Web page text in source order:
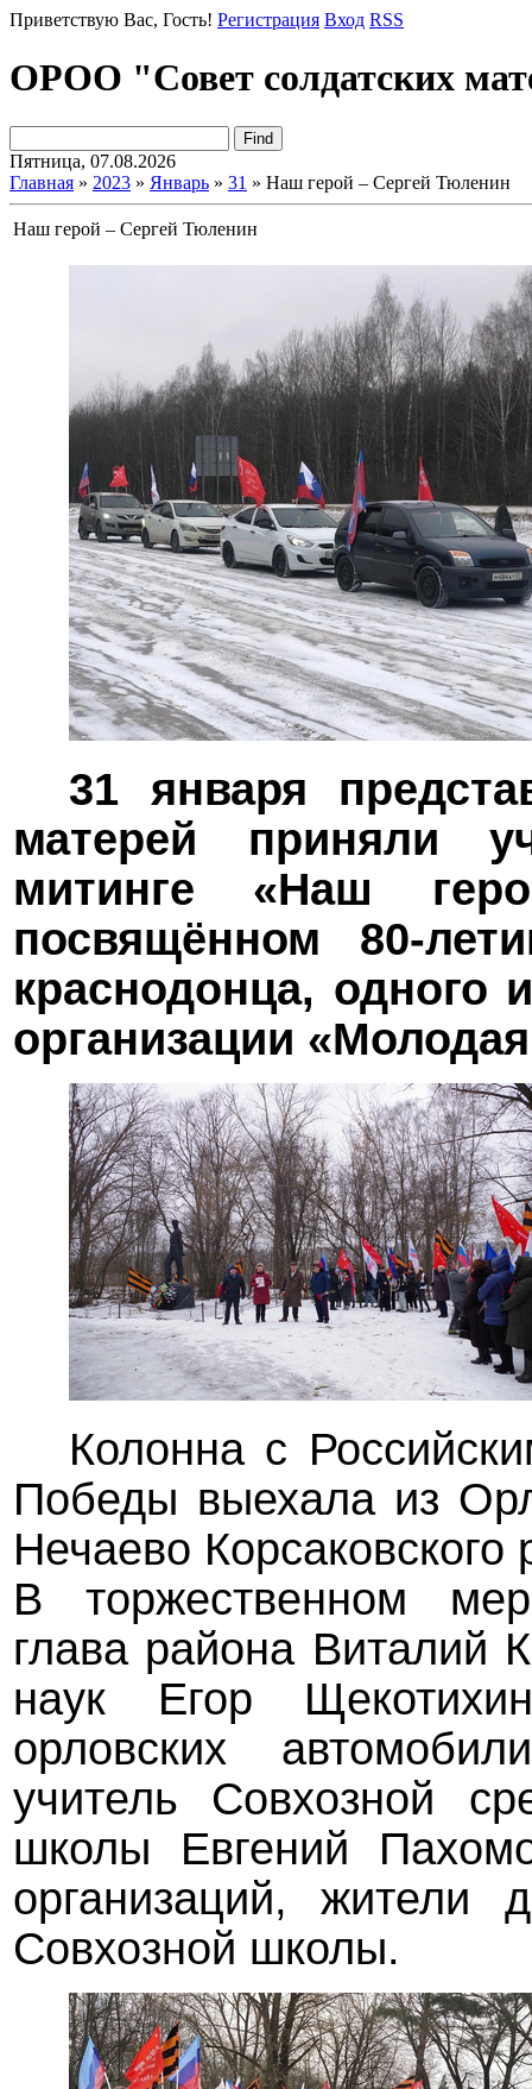
Приветствую Вас, Гость! Регистрация Вход RSS
ОРОО "Совет солдатских
Пятница, 07.08.2026
Главная » 2023 » Январь » 31 » Наш герой – Сергей Тюленин
Наш герой – Сергей Тюленин
31 января
матерей приняли
митинге «Наш
посвящённом 80-
краснодонца, одного
организации
Колонна с
Победы выехала из
Нечаево Корсаковского
В торжественном
глава района Виталий
наук Егор
орловских
учитель Совхозной
школы Евгений
организаций, жители
Совхозной школы.